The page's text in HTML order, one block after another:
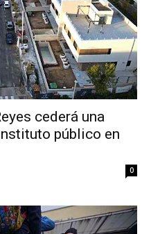
cederá una
público en
0